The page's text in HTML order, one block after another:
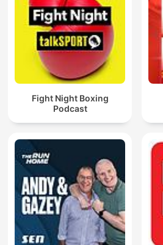
Fight Night Boxing
Podcast